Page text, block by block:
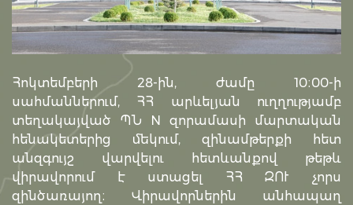
Հոկտեմբերի 28-ին, ժամը 10։00-ի
սահմաններում, ՀՀ արևելյան ուղղությամբ
տեղակայված ՊՆ N զորամասի մարտական
հենակետերից մեկում, զինամթերքի հետ
անզգույշ վարվելու հետևանքով թեթև
վիրավորում է ստացել ՀՀ ԶՈՒ չորս
զինծառայող։ Վիրավորներին անհապաղ